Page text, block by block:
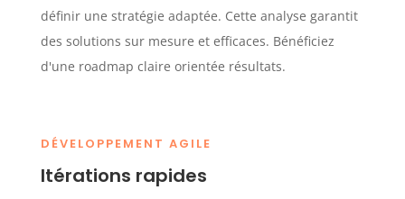
définir une stratégie adaptée. Cette analyse garantit
des solutions sur mesure et efficaces. Bénéficiez
d'une roadmap claire orientée résultats.
DÉVELOPPEMENT AGILE
Itérations rapides